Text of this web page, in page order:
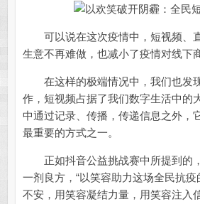
可以说在这次疫情中，短视频、
生意不再难做，也减小了疫情对线下
在这样的极端情况中，我们也发
作，短视频占据了我们数字生活中的
中通过记录、传播，传递信息之外，
最重要的方式之一。
正如抖音公益挑战赛中所提到的
一剂良方，“以笑容助力这场全民抗
不安，用笑容凝结力量，用笑容注入